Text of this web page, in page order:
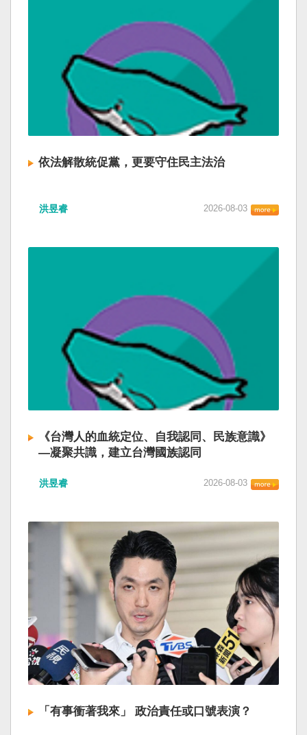
依法解散統促黨，更要守住民主法治
洪昱睿 2026-08-03
《台灣人的血統定位、自我認同、民族意識》
—凝聚共識，建立台灣國族認同
洪昱睿 2026-08-03
「有事衝著我來」 政治責任或口號表演？